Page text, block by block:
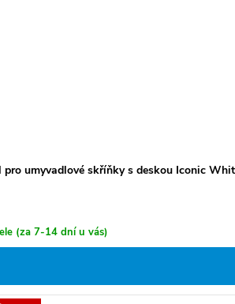
umyvadlové skříňky s deskou Iconic
(za 7-14 dní u vás)